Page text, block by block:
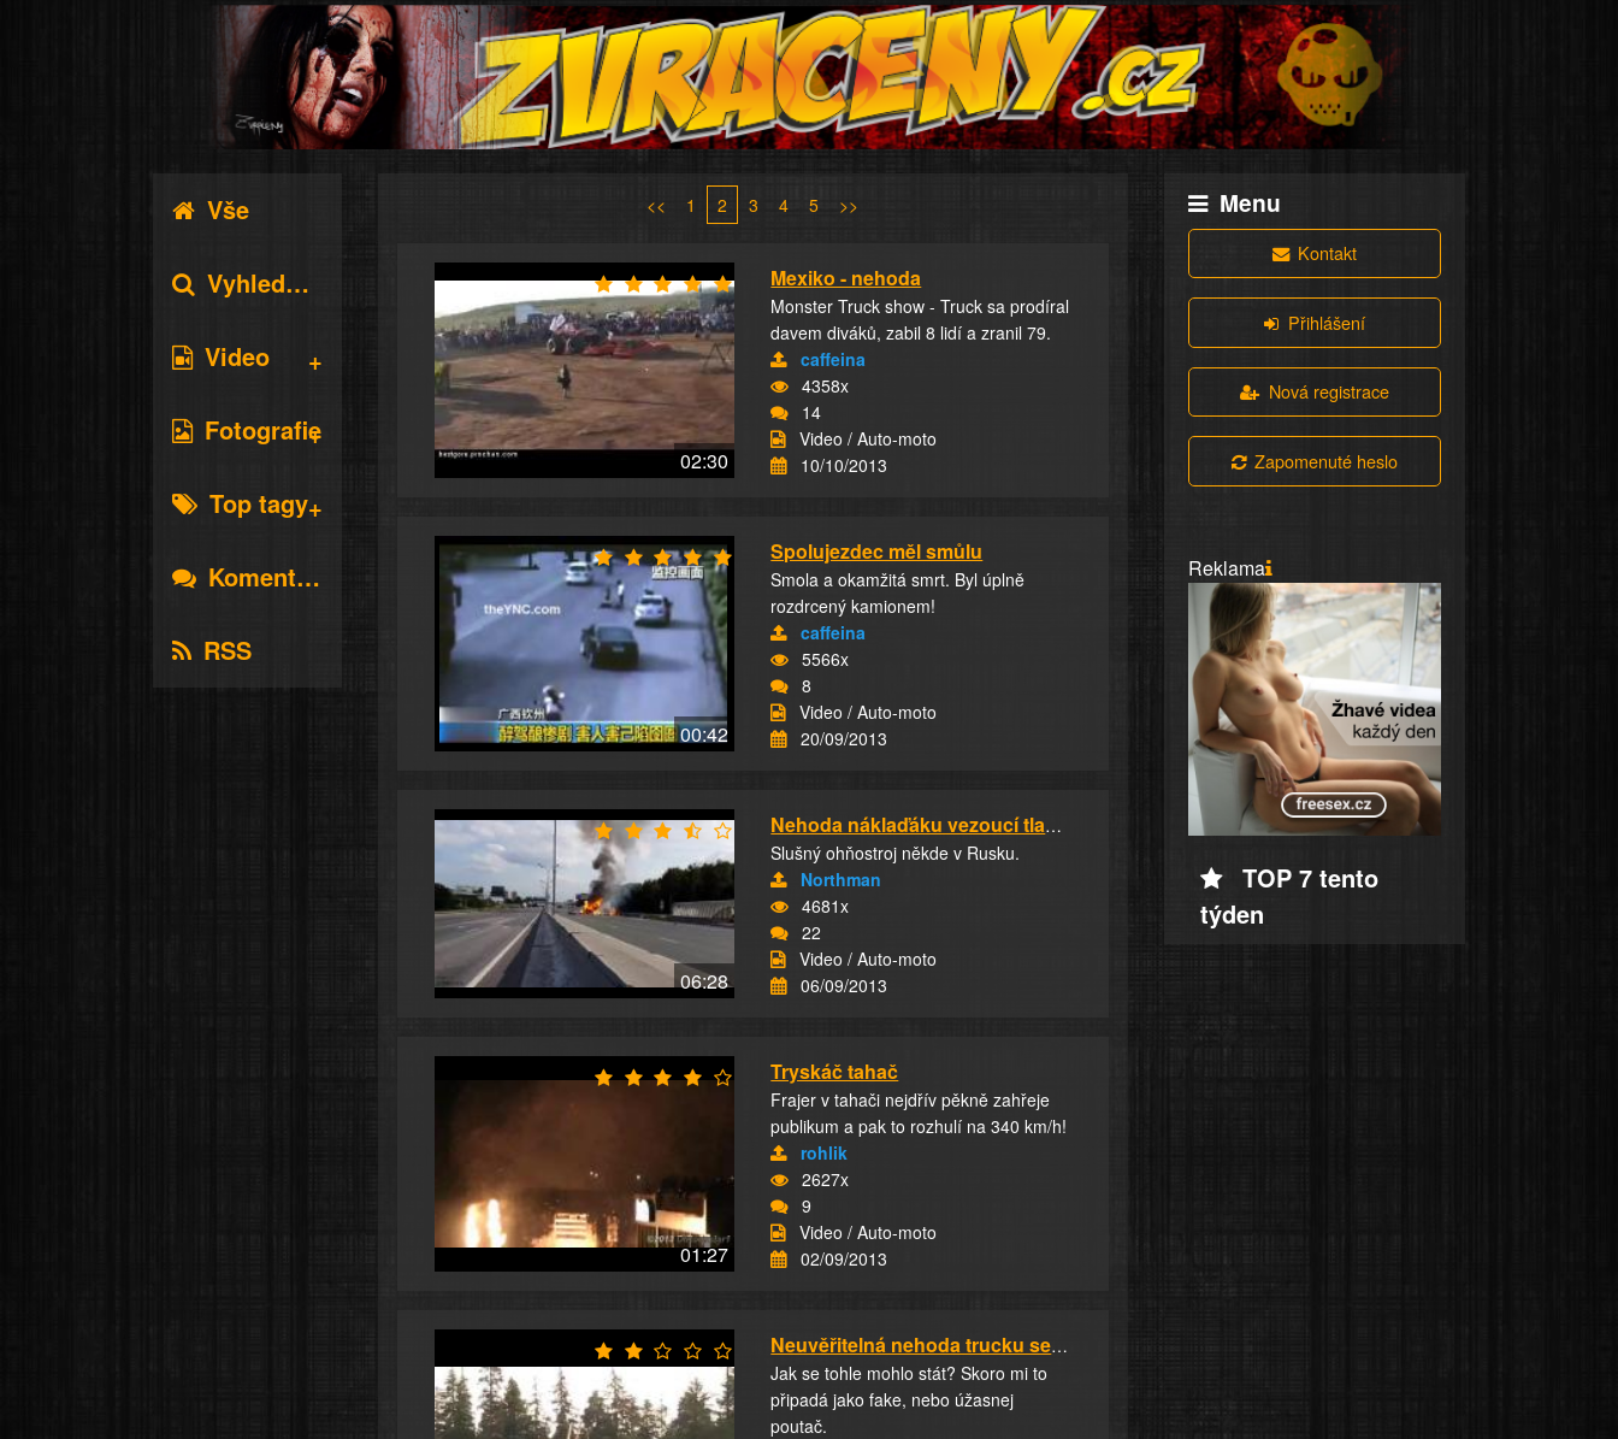
Vše
Vyhledávání
Video
Fotografie
Top tagy
Komentáře
RSS
<< 1 2 3 4 5 >>
02:30
Mexiko - nehoda
Monster Truck show - Truck sa prodíral
davem diváků, zabil 8 lidí a zranil 79.
caffeina
4358x
14
Video / Auto-moto
10/10/2013
00:42
Spolujezdec měl smůlu
Smola a okamžitá smrt. Byl úplně
rozdrcený kamionem!
caffeina
5566x
8
Video / Auto-moto
20/09/2013
06:28
Nehoda náklaďáku vezoucí tlakové lahve s plyn...
Slušný ohňostroj někde v Rusku.
Northman
4681x
22
Video / Auto-moto
06/09/2013
01:27
Tryskáč tahač
Frajer v tahači nejdřív pěkně zahřeje
publikum a pak to rozhulí na 340 km/h!
rohlik
2627x
9
Video / Auto-moto
02/09/2013
Neuvěřitelná nehoda trucku se dřevem
Jak se tohle mohlo stát? Skoro mi to
připadá jako fake, nebo úžasnej
poutač.
Menu
Kontakt
Přihlášení
Nová registrace
Zapomenuté heslo
Reklama
TOP 7 tento
týden